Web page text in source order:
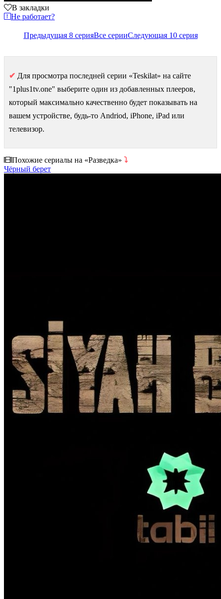
В закладки
Не работает?
Предыдущая 8 серияВсе серииСледующая 10 серия
✔ Для просмотра последней серии «Teskilat» на сайте
"1plus1tv.one" выберите один из добавленных плееров,
который максимально качественно будет показывать на
вашем устройстве, будь-то Andriod, iPhone, iPad или
телевизор.
Похожие сериалы на «Разведка» ⤵
Чёрный берет